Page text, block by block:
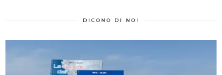
DICONO DI NOI